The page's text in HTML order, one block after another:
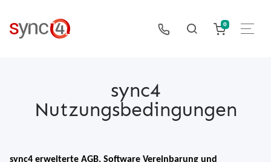
0
sync4
Nutzungsbedingungen